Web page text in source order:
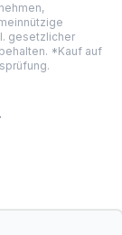
gesetzlicher
*Kauf auf